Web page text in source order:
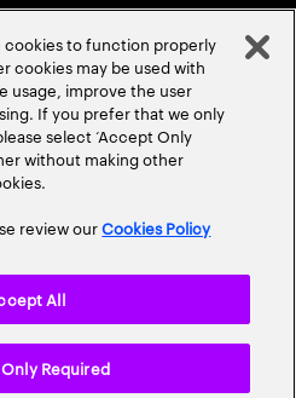
SIE UNS KARRIERE
cookies to function properly
cookies may be used with
usage, improve the user
If you prefer that we only
select ‘Accept Only
without making other
review ourCookies Policy
Required
All